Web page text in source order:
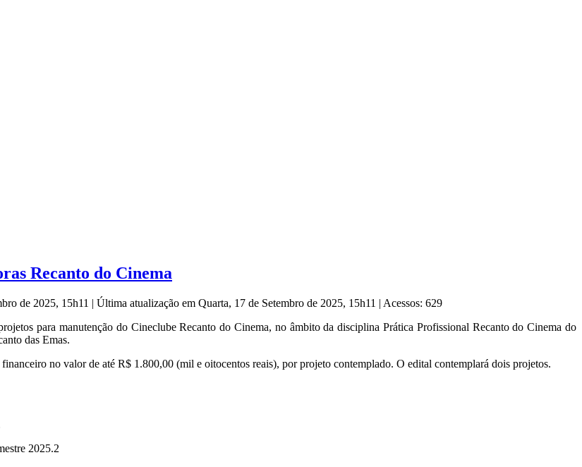
Recanto do Cinema
de 2025, 15h11 | Última atualização em Quarta, 17 de Setembro de 2025, 15h11 | Acessos: 629
para manutenção do Cineclube Recanto do Cinema, no âmbito da disciplina Prática Profissional Recanto do Cinema do
das Emas.
no valor de até R$ 1.800,00 (mil e oitocentos reais), por projeto contemplado. O edital contemplará dois projetos.
2025.2